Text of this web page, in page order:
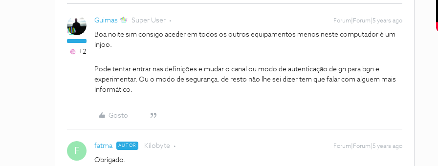
+2
Guimas Super User Forum|Forum|5 years ago
Boa noite sim consigo aceder em todos os outros equipamentos menos neste computador é um
injoo.
Pode tentar entrar nas definições e mudar o canal ou modo de autenticação de gn para bgn e
experimentar. Ou o modo de segurança. de resto não lhe sei dizer tem que falar com alguem mais
informático.
Gosto
F fatma AUTOR Kilobyte Forum|Forum|5 years ago
Obrigado.